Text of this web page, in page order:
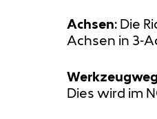
Achsen: Die
Achsen in 3-
Dies wird im